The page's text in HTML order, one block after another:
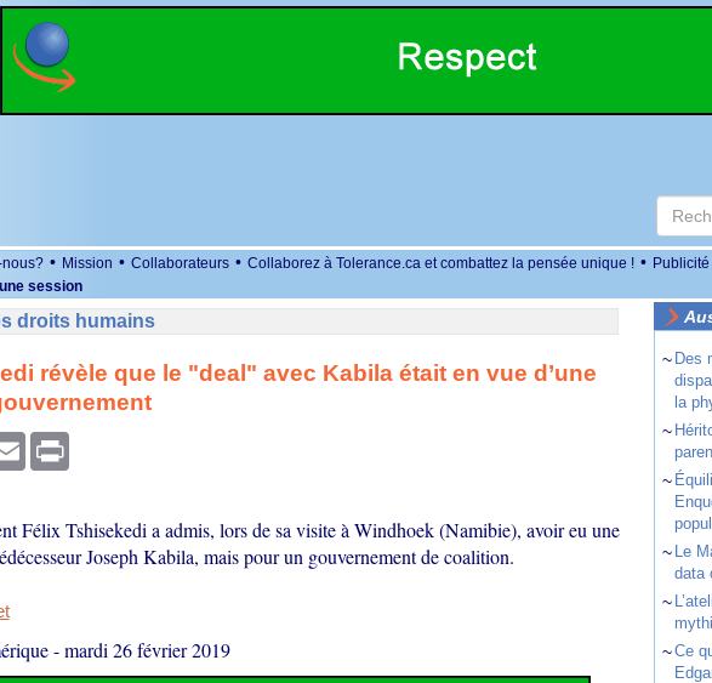
nous? • Mission • Collaborateurs • Collaborez à Tolerance.ca et combattez la pensée unique ! • Publicité
session
droits humains
révèle que le "deal" avec Kabila était en vue d’une
Email Print
Félix Tshisekedi a admis, lors de sa visite à Windhoek (Namibie), avoir eu une
Joseph Kabila, mais pour un gouvernement de coalition.
-mardi 26 février 2019
~ Des
la
~
~
~ Le
data
~
~Ce